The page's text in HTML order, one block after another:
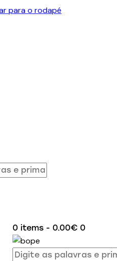
para o rodapé
0 items - 0.00€ 0